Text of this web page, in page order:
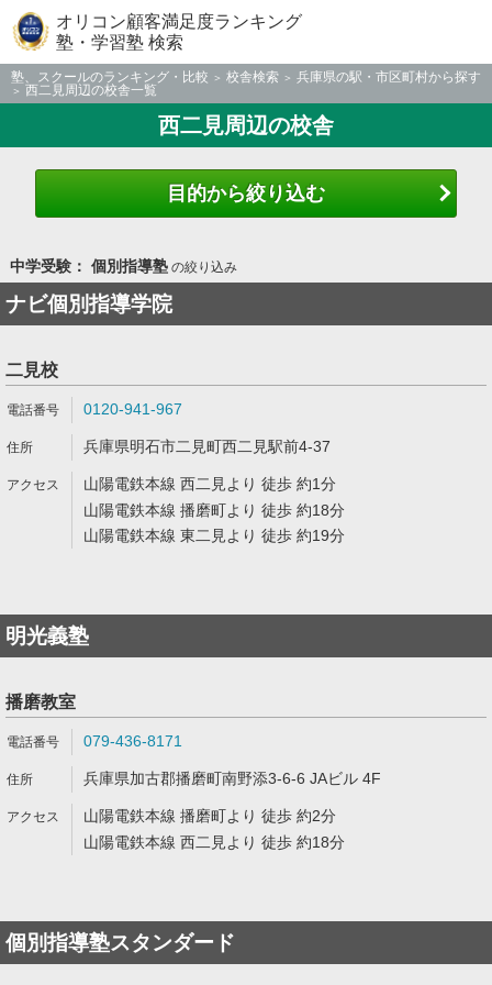
オリコン顧客満足度ランキング
塾・学習塾 検索
塾、スクールのランキング・比較 校舎検索
兵庫県の駅・市区町村から探す
西二見周辺の校舎一覧
西二見周辺の校舎
目的から絞り込む
中学受験： 個別指導塾の絞り込み
ナビ個別指導学院
二見校
0120-941-967
兵庫県明石市二見町西二見駅前4-37
山陽電鉄本線 西二見より 徒歩 約1分
山陽電鉄本線 播磨町より 徒歩 約18分
山陽電鉄本線 東二見より 徒歩 約19分
明光義塾
播磨教室
079-436-8171
兵庫県加古郡播磨町南野添3-6-6 JAビル 4F
山陽電鉄本線 播磨町より 徒歩 約2分
山陽電鉄本線 西二見より 徒歩 約18分
個別指導塾スタンダード